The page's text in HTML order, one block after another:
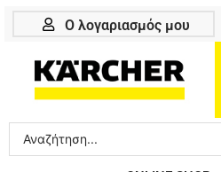
Μετάβαση
Ο λογαριασμός μου
Search
...